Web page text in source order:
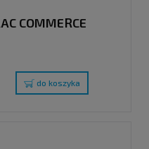
COMMERCE
do koszyka